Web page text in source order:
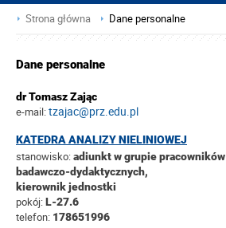
Strona główna Dane personalne
Dane personalne
dr Tomasz Zając
e-mail:tzajac@prz.edu.pl
KATEDRA ANALIZY NIELINIOWEJ
stanowisko:adiunkt w grupie pracowników
badawczo-dydaktycznych,
kierownik jednostki
pokój:L-27.6
telefon: 178651996